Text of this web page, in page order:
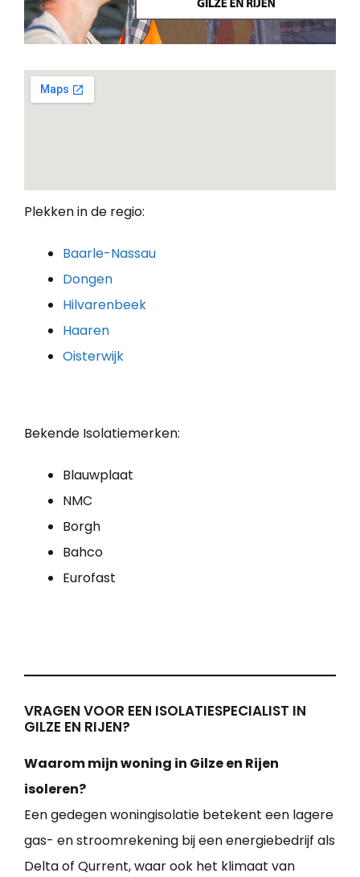
Plekken in de regio:
Baarle-Nassau
Dongen
Hilvarenbeek
Haaren
Oisterwijk
Bekende Isolatiemerken:
Blauwplaat
NMC
Borgh
Bahco
Eurofast
VRAGEN VOOR EEN ISOLATIESPECIALIST IN
GILZE EN RIJEN?
Waarom mijn woning in Gilze en Rijen
isoleren?
Een gedegen woningisolatie betekent een lagere
gas- en stroomrekening bij een energiebedrijf als
Delta of Qurrent, waar ook het klimaat van